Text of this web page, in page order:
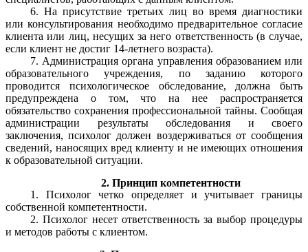
6. На присутствие третьих лиц во время диагностики
или консультирования необходимо предварительное согласие
клиента или лиц, несущих за него ответственность (в случае,
если клиент не достиг 14-летнего возраста).
7. Администрация органа управления образованием или
образовательного учреждения, по заданию которого
проводится психологическое обследование, должна быть
предупреждена о том, что на нее распространяется
обязательство сохранения профессиональной тайны. Сообщая
администрации результаты обследования и своего
заключения, психолог должен воздерживаться от сообщения
сведений, наносящих вред клиенту и не имеющих отношения
к образовательной ситуации.
2. Принцип компетентности
1. Психолог четко определяет и учитывает границы
собственной компетентности.
2. Психолог несет ответственность за выбор процедуры
и методов работы с клиентом.